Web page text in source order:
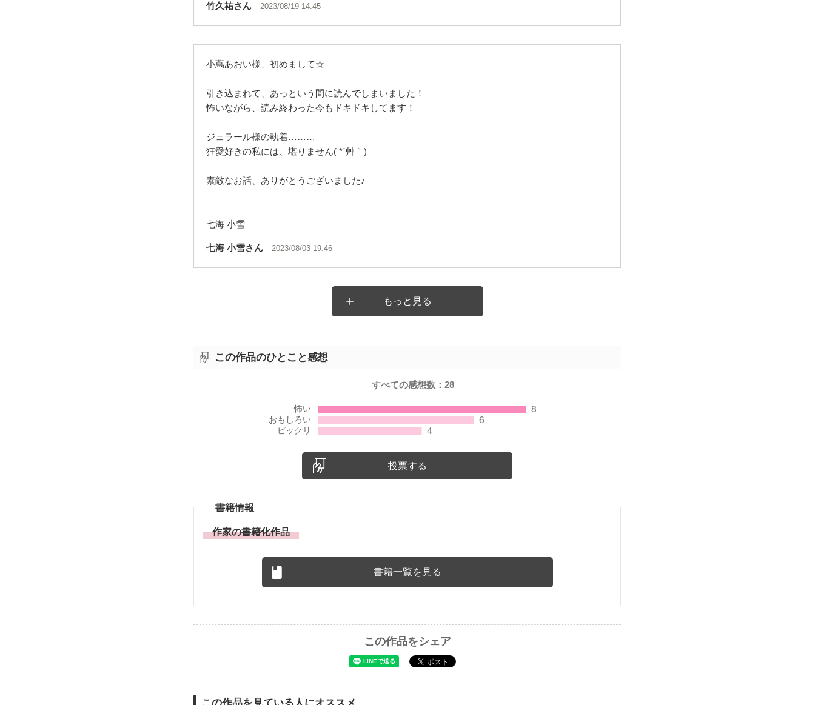
竹久祐さん 2023/08/19 14:45
小蔦あおい様、初めまして☆
引き込まれて、あっという間に読んでしまいました！
怖いながら、読み終わった今もドキドキしてます！
ジェラール様の執着………
狂愛好きの私には、堪りません( *´艸｀)
素敵なお話、ありがとうございました♪
七海 小雪
七海 小雪さん 2023/08/03 19:46
もっと見る
この作品のひとこと感想
すべての感想数：28
投票する
書籍情報
作家の書籍化作品
書籍一覧を見る
この作品をシェア